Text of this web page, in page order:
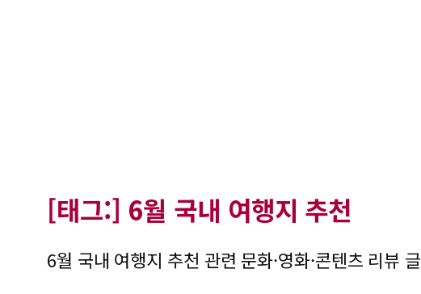
[태그:] 6월 국내 여행지 추천
6월 국내 여행지 추천 관련 문화·영화·콘텐츠 리뷰